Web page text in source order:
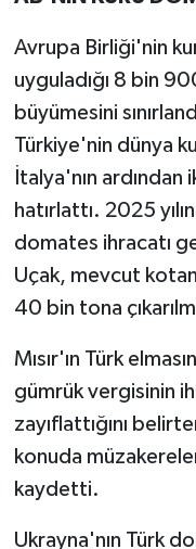
Avrupa Birliği'nin
uyguladığı 8 bin
büyümesini
Türkiye'nin dünya
İtalya'nın ardından
hatırlattı. 2025
domates ihracatı
Uçak, mevcut
40 bin tona
Mısır'ın Türk
gümrük vergisinin
zayıflattığını
konuda
kaydetti.
Ukrayna'nın Türk